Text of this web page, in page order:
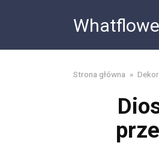
Strona główna »